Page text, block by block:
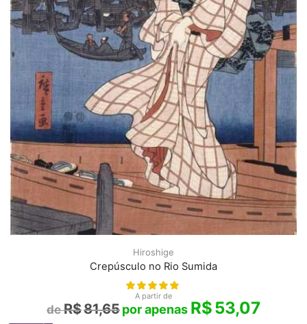
Hiroshige
Crepúsculo no Rio Sumida
A partir de
R$81,65 R$53,07